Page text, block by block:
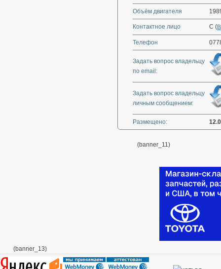
Объём двигателя
Контактное лицо С (
Телефон
Задать вопрос владельцу
по email:
Задать вопрос владельцу
личным сообщением:
Размещено:
(banner_11)
(banner_13)